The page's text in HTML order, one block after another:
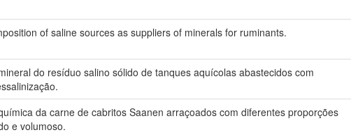
of saline sources as suppliers of minerals for ruminants.
do resíduo salino sólido de tanques aquícolas abastecidos com
da carne de cabritos Saanen arraçoados com diferentes proporções
e volumoso.